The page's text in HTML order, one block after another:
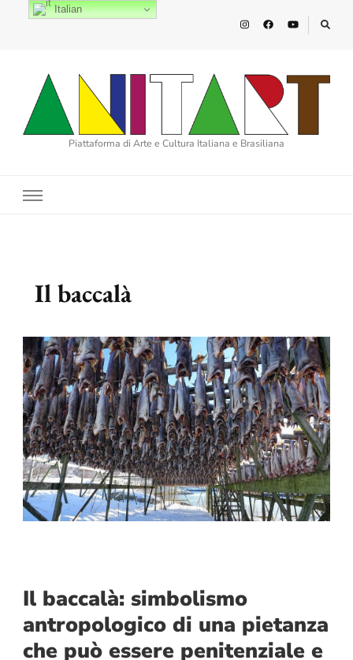
Piattaforma di Arte e Cultura Italiana e Brasiliana
Il baccalà
Il baccalà: simbolismo
antropologico di una pietanza
che può essere penitenziale e
Italian